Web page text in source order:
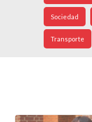
Sociedad
Transporte